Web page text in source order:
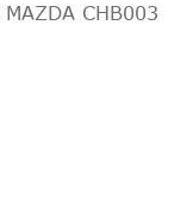
CHB003